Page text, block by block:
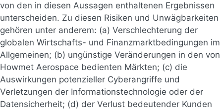
von den in diesen Aussagen enthaltenen Ergebnissen
unterscheiden. Zu diesen Risiken und Unwägbarkeiten
gehören unter anderem: (a) Verschlechterung der
globalen Wirtschafts- und Finanzmarktbedingungen im
Allgemeinen; (b) ungünstige Veränderungen in den von
Howmet Aerospace bedienten Märkten; (c) die
Auswirkungen potenzieller Cyberangriffe und
Verletzungen der Informationstechnologie oder der
Datensicherheit; (d) der Verlust bedeutender Kunden